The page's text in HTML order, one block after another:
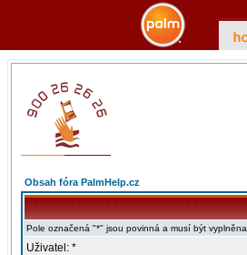
Obsah fóra PalmHelp.cz
Pole označená "*" jsou povinná a musí být vyplněna
Uživatel: *